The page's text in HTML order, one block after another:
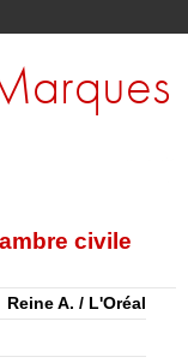
civile
Reine A. / L'Oréal